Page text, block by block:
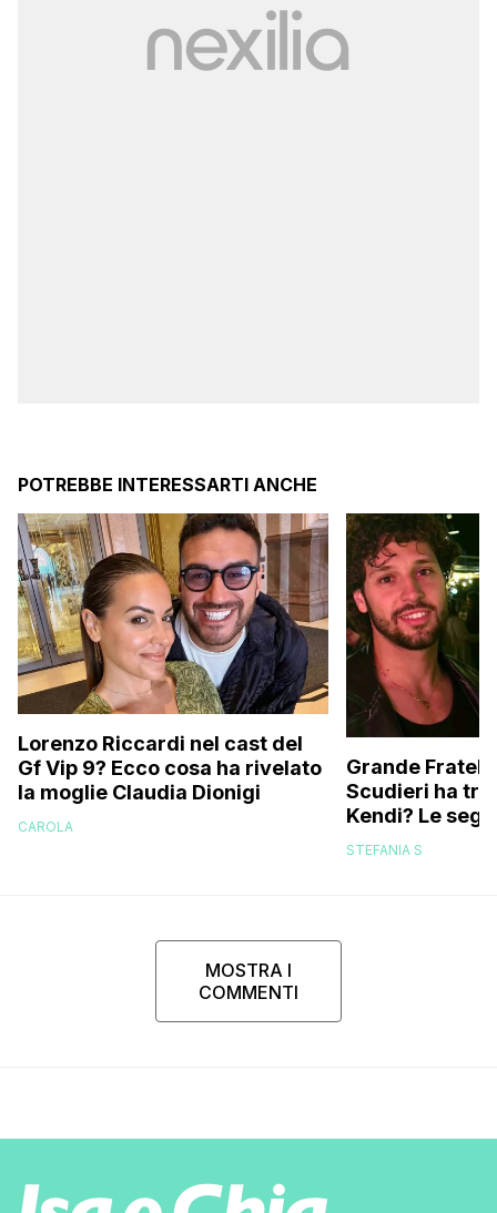
POTREBBE INTERESSARTI ANCHE
Lorenzo Riccardi nel cast del
Gf Vip 9? Ecco cosa ha rivelato
la moglie Claudia Dionigi
CAROLA
Grande
Scudieri ha
Kendi? Le
replica dell’ex
STEFANIA S
MOSTRA I
COMMENTI